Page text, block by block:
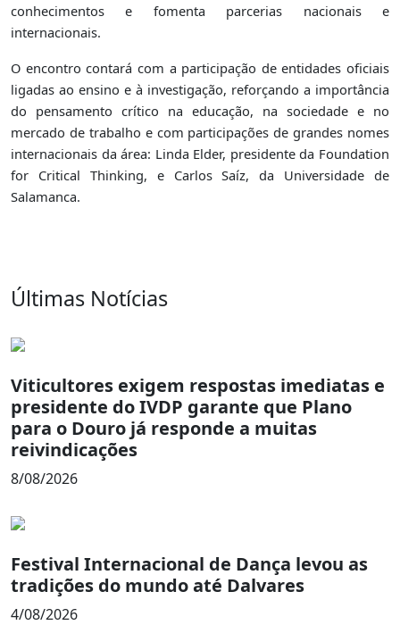
conhecimentos e fomenta parcerias nacionais e
internacionais.
O encontro contará com a participação de entidades oficiais
ligadas ao ensino e à investigação, reforçando a importância
do pensamento crítico na educação, na sociedade e no
mercado de trabalho e com participações de grandes nomes
internacionais da área: Linda Elder, presidente da Foundation
for Critical Thinking, e Carlos Saíz, da Universidade de
Salamanca.
Últimas Notícias
Viticultores exigem respostas imediatas e
presidente do IVDP garante que Plano
para o Douro já responde a muitas
reivindicações
8/08/2026
Festival Internacional de Dança levou as
tradições do mundo até Dalvares
4/08/2026